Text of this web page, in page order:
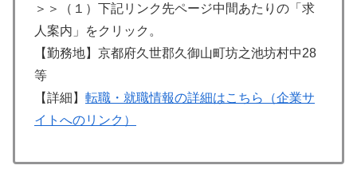
＞＞（１）下記リンク先ページ中間あたりの「求
人案内」をクリック。
【勤務地】京都府久世郡久御山町坊之池坊村中28
等
【詳細】 転職・就職情報の詳細はこちら（企業サ
イトへのリンク）